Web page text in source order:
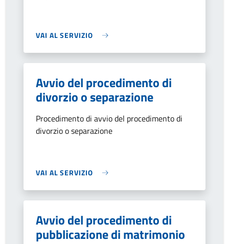
VAI AL SERVIZIO
Avvio del procedimento di
divorzio o separazione
Procedimento di avvio del procedimento di
divorzio o separazione
VAI AL SERVIZIO
Avvio del procedimento di
pubblicazione di matrimonio